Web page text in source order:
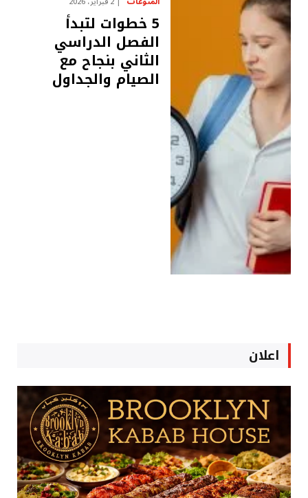
5 خطوات لتبدأ
الفصل الدراسي
الثاني بنجاح مع
الصيام والجداول
اعلان